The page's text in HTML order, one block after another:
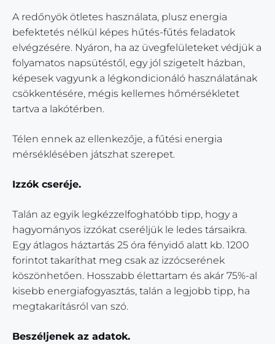
A redőnyök ötletes használata, plusz energia
befektetés nélkül képes hűtés-fűtés feladatok
elvégzésére. Nyáron, ha az üvegfelületeket védjük a
folyamatos napsütéstől, egy jól szigetelt házban,
képesek vagyunk a légkondicionáló használatának
csökkentésére, mégis kellemes hőmérsékletet
tartva a lakótérben.
Télen ennek az ellenkezője, a fűtési energia
mérséklésében játszhat szerepet.
Izzók cseréje.
Talán az egyik legkézzelfoghatóbb tipp, hogy a
hagyományos izzókat cseréljük le ledes társaikra.
Egy átlagos háztartás 25 óra fényidő alatt kb. 1200
forintot takaríthat meg csak az izzócserének
köszönhetően. Hosszabb élettartam és akár 75%-al
kisebb energiafogyasztás, talán a legjobb tipp, ha
megtakarításról van szó.
Beszéljenek az adatok.